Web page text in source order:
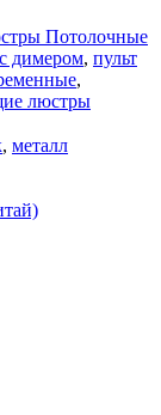
Потолочные
димером, пульт
,
люстры
, металл